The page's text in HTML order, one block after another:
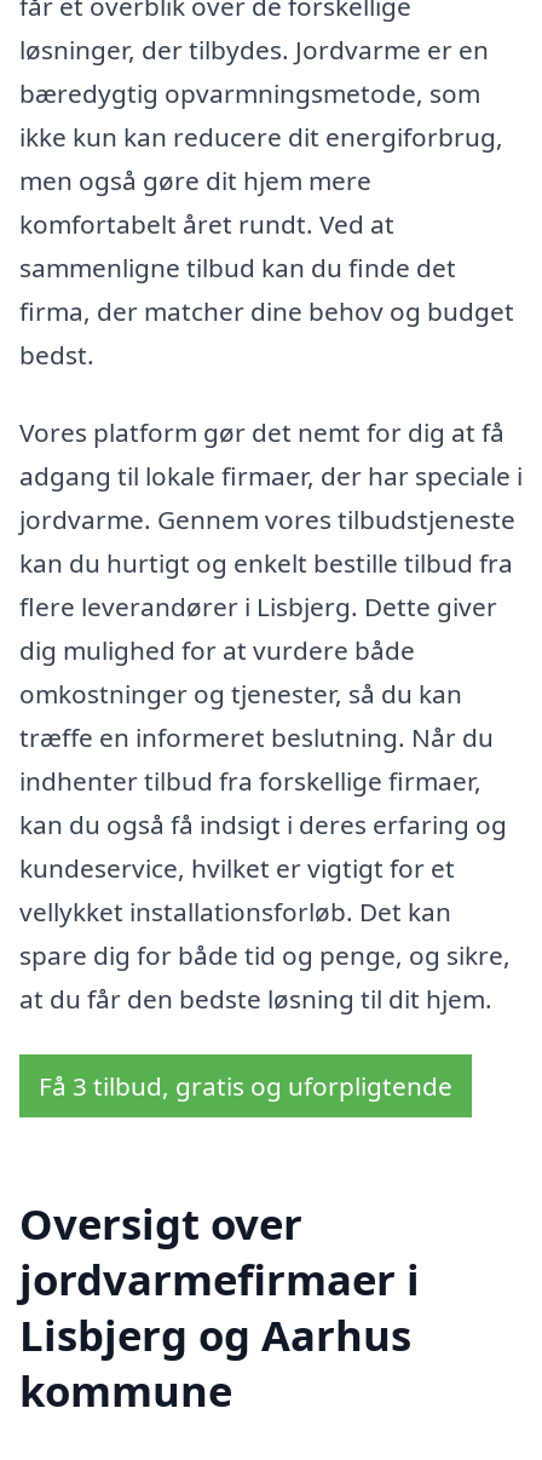
løsninger, der tilbydes. Jordvarme er en
bæredygtig opvarmningsmetode, som
ikke kun kan reducere dit energiforbrug,
men også gøre dit hjem mere
komfortabelt året rundt. Ved at
sammenligne tilbud kan du finde det
firma, der matcher dine behov og budget
bedst.
Vores platform gør det nemt for dig at få
adgang til lokale firmaer, der har speciale i
jordvarme. Gennem vores tilbudstjeneste
kan du hurtigt og enkelt bestille tilbud fra
flere leverandører i Lisbjerg. Dette giver
dig mulighed for at vurdere både
omkostninger og tjenester, så du kan
træffe en informeret beslutning. Når du
indhenter tilbud fra forskellige firmaer,
kan du også få indsigt i deres erfaring og
kundeservice, hvilket er vigtigt for et
vellykket installationsforløb. Det kan
spare dig for både tid og penge, og sikre,
at du får den bedste løsning til dit hjem.
Få 3 tilbud, gratis og uforpligtende
Oversigt over
jordvarmefirmaer i
Lisbjerg og Aarhus
kommune